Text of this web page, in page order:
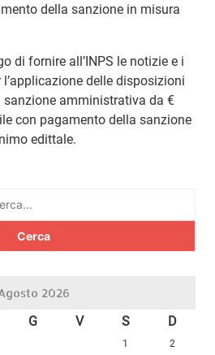
della sanzione in misura
di fornire all’INPS le notizie e i
delle disposizioni
amministrativa da €
con pagamento della sanzione
edittale.
2026
G V S D
1
2